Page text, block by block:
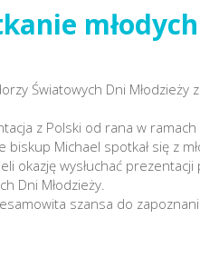
Światowych Dni Młodzieży
z Polski od rana w
biskup Michael spotkał się z
okazję wysłuchać
Dni Młodzieży.
szansa do